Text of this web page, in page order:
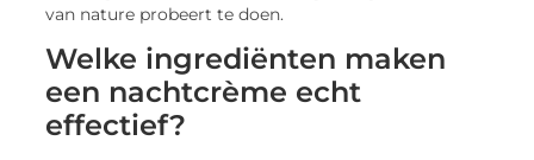
van nature probeert te doen.
Welke ingrediënten maken
een nachtcrème echt
effectief?